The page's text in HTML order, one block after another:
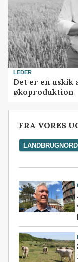
LEDER
Det er en uskik
økoproduktion
FRA VORES
LANDBRUGNORD